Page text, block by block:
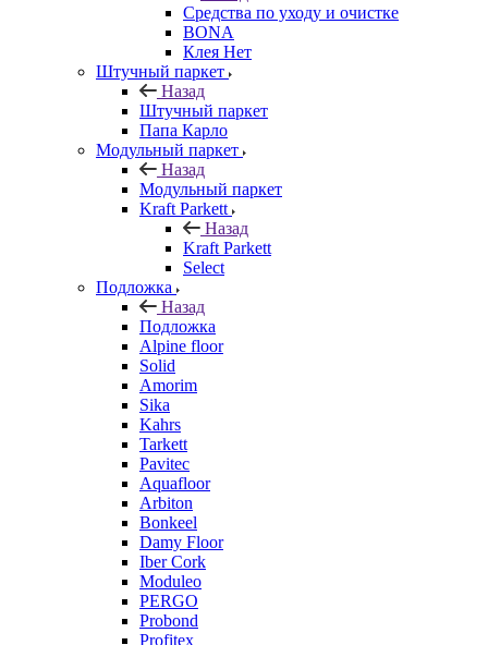
Средства по уходу и очистке
BONA
Клея Нет
Штучный паркет
Назад
Штучный паркет
Папа Карло
Модульный паркет
Назад
Модульный паркет
Kraft Parkett
Назад
Kraft Parkett
Select
Подложка
Назад
Подложка
Alpine floor
Solid
Amorim
Sika
Kahrs
Tarkett
Pavitec
Aquafloor
Arbiton
Bonkeel
Damy Floor
Iber Cork
Moduleo
PERGO
Probond
Profitex